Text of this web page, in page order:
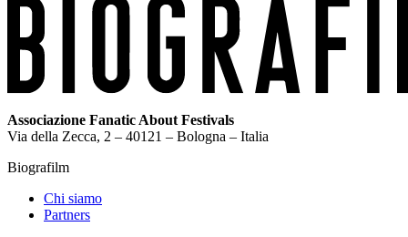
Associazione Fanatic About Festivals
Via della Zecca, 2 – 40121 – Bologna – Italia
Biografilm
Chi siamo
Partners